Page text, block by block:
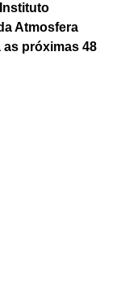
Atmosfera
as próximas 48